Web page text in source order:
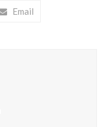
Email